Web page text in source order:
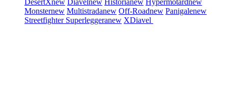
DesertXnew Diavelnew Historianew Hypermotardnew
Monsternew Multistradanew Off-Roadnew Panigalenew
Streetfighter Superleggeranew XDiavel